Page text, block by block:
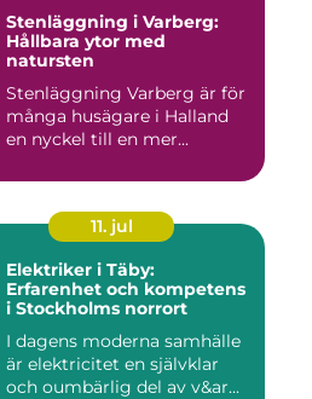
Stenläggning i Varberg:
Hållbara ytor med
natursten
Stenläggning Varberg är för
många husägare i Halland
en nyckel till en mer...
11. jul
Elektriker i Täby:
Erfarenhet och kompetens
i Stockholms norrort
I dagens moderna samhälle
är elektricitet en självklar
och oumbärlig del av v&ar...